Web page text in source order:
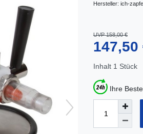
Hersteller: ich-zapfe
UVP 158,00 €
147,50
Inhalt 1 Stück
Ihre